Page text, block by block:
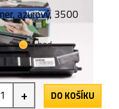
azurový, 3500
1 bod
+ DO KOŠÍKU